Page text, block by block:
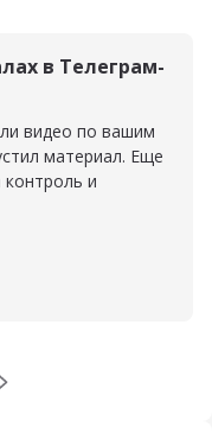
в Телеграм-
видео по вашим
материал. Еще
и